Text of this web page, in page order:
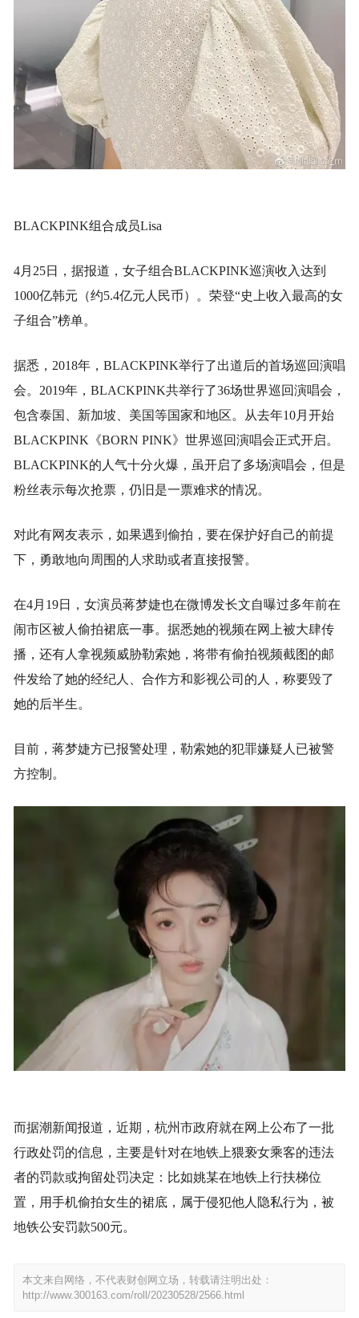
BLACKPINK组合成员Lisa
4月25日，据报道，女子组合BLACKPINK巡演收入达到
1000亿韩元（约5.4亿元人民币）。荣登“史上收入最高的女
子组合”榜单。
据悉，2018年，BLACKPINK举行了出道后的首场巡回演唱
会。2019年，BLACKPINK共举行了36场世界巡回演唱会，
包含泰国、新加坡、美国等国家和地区。从去年10月开始
BLACKPINK《BORN PINK》世界巡回演唱会正式开启。
BLACKPINK的人气十分火爆，虽开启了多场演唱会，但是
粉丝表示每次抢票，仍旧是一票难求的情况。
对此有网友表示，如果遇到偷拍，要在保护好自己的前提
下，勇敢地向周围的人求助或者直接报警。
在4月19日，女演员蒋梦婕也在微博发长文自曝过多年前在
闹市区被人偷拍裙底一事。据悉她的视频在网上被大肆传
播，还有人拿视频威胁勒索她，将带有偷拍视频截图的邮
件发给了她的经纪人、合作方和影视公司的人，称要毁了
她的后半生。
目前，蒋梦婕方已报警处理，勒索她的犯罪嫌疑人已被警
方控制。
而据潮新闻报道，近期，杭州市政府就在网上公布了一批
行政处罚的信息，主要是针对在地铁上猥亵女乘客的违法
者的罚款或拘留处罚决定：比如姚某在地铁上行扶梯位
置，用手机偷拍女生的裙底，属于侵犯他人隐私行为，被
地铁公安罚款500元。
本文来自网络，不代表财创网立场，转载请注明出处：
http://www.300163.com/roll/20230528/2566.html